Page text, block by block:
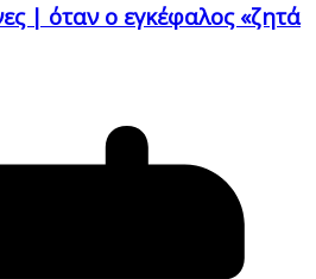
| όταν ο εγκέφαλος «ζητά